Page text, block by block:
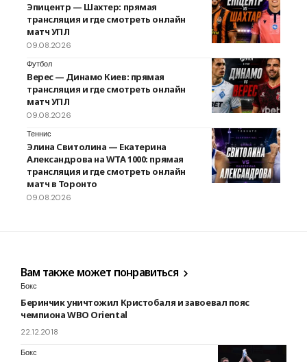
Эпицентр — Шахтер: прямая
трансляция и где смотреть онлайн
матч УПЛ
09.08.2026
Футбол
Верес — Динамо Киев: прямая
трансляция и где смотреть онлайн
матч УПЛ
09.08.2026
Теннис
Элина Свитолина — Екатерина
Александрова на WTA 1000: прямая
трансляция и где смотреть онлайн
матч в Торонто
09.08.2026
Вам также может понравиться
Бокс
Беринчик уничтожил Кристобаля и завоевал пояс
чемпиона WBO Oriental
22.12.2018
Бокс